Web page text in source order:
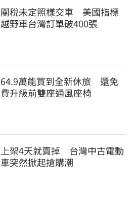
關稅未定照樣交車 美國指標
越野車台灣訂單破400張
64.9萬能買到全新休旅 還免
費升級前雙座通風座椅
上架4天就賣掉 台灣中古電動
車突然掀起搶購潮